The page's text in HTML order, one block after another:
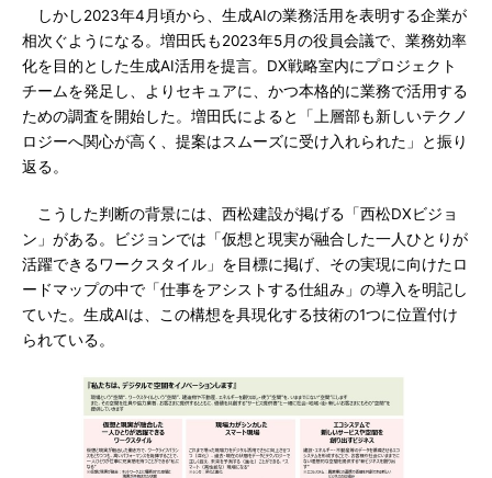
しかし2023年4月頃から、生成AIの業務活用を表明する企業が
相次ぐようになる。増田氏も2023年5月の役員会議で、業務効率
化を目的とした生成AI活用を提言。DX戦略室内にプロジェクト
チームを発足し、よりセキュアに、かつ本格的に業務で活用する
ための調査を開始した。増田氏によると「上層部も新しいテクノ
ロジーへ関心が高く、提案はスムーズに受け入れられた」と振り
返る。
こうした判断の背景には、西松建設が掲げる「西松DXビジョ
ン」がある。ビジョンでは「仮想と現実が融合した一人ひとりが
活躍できるワークスタイル」を目標に掲げ、その実現に向けたロ
ードマップの中で「仕事をアシストする仕組み」の導入を明記し
ていた。生成AIは、この構想を具現化する技術の1つに位置付け
られている。